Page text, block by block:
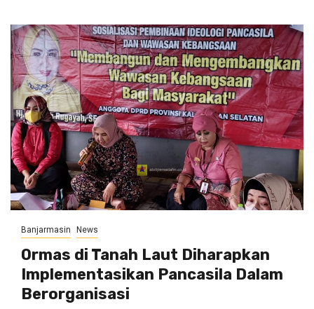
Banjarmasin News
Ormas di Tanah Laut Diharapkan
Implementasikan Pancasila Dalam
Berorganisasi